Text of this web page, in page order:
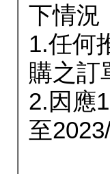
下情況
1.任何
購之訂
2.因應
至